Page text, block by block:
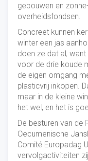
gebouwen en
overheidsfondsen.
Concreet kunnen
winter een jas
doen ze dat al,
voor de drie koude
de eigen omgang
plasticvrij inkopen.
maar in de kleine
het wel, en het is
De besturen van de
Oecumenische
Comité Europadag
vervolgactiviteiten